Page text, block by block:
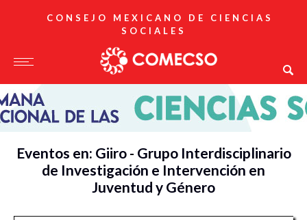
CONSEJO MEXICANO DE CIENCIAS
SOCIALES
Eventos en: Giiro - Grupo Interdisciplinario
de Investigación e Intervención en
Juventud y Género